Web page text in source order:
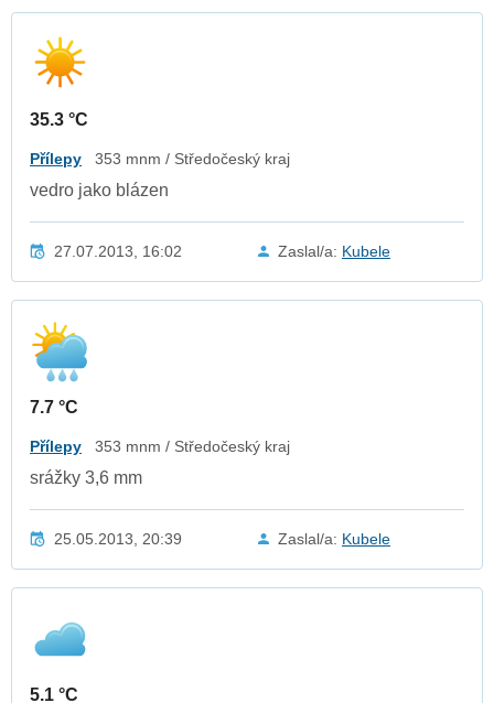
35.3 °C
Přílepy 353 mnm / Středočeský kraj
vedro jako blázen
27.07.2013, 16:02 Zaslal/a: Kubele
7.7 °C
Přílepy 353 mnm / Středočeský kraj
srážky 3,6 mm
25.05.2013, 20:39 Zaslal/a: Kubele
5.1 °C